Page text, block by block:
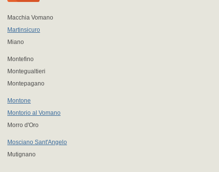
Macchia Vomano
Martinsicuro
Miano
Montefino
Montegualtieri
Montepagano
Montone
Montorio al Vomano
Morro d'Oro
Mosciano Sant'Angelo
Mutignano